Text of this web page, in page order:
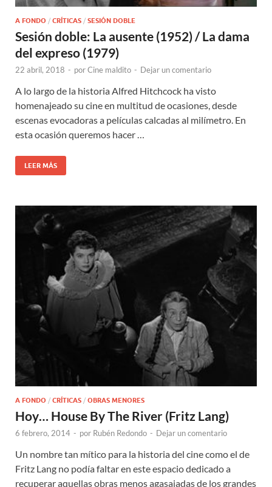
A FONDO / CRÍTICAS / SESIÓN DOBLE
Sesión doble: La ausente (1952) / La dama
del expreso (1979)
22 abril, 2018 - porCine maldito - Dejar un comentario
A lo largo de la historia Alfred Hitchcock ha visto
homenajeado su cine en multitud de ocasiones, desde
escenas evocadoras a películas calcadas al milímetro. En
esta ocasión queremos hacer …
LEER MÁS
A FONDO / CRÍTICAS / OBRAS MENORES
Hoy… House By The River (Fritz Lang)
6 febrero, 2014 - por Rubén Redondo - Dejar un comentario
Un nombre tan mítico para la historia del cine como el de
Fritz Lang no podía faltar en este espacio dedicado a
recuperar aquellas obras menos agasajadas de los grandes